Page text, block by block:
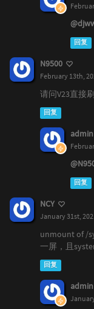
回复
N9500
February 13th,
请问V23直接
回复
admin
回复
NCY
January 31st,
unmount of /
一屏，且
回复
admin